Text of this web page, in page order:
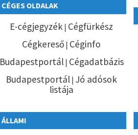
CÉGES OLDALAK
E-cégjegyzék | Cégfürkész
Cégkereső | Céginfo
Budapestportál| Cégadatbázis
Budapestportál | Jó adósok
listája
ÁLLAMI